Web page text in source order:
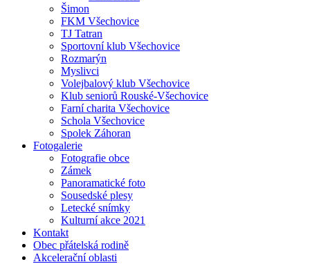
Šimon
FKM Všechovice
TJ Tatran
Sportovní klub Všechovice
Rozmarýn
Myslivci
Volejbalový klub Všechovice
Klub seniorů Rouské-Všechovice
Farní charita Všechovice
Schola Všechovice
Spolek Záhoran
Fotogalerie
Fotografie obce
Zámek
Panoramatické foto
Sousedské plesy
Letecké snímky
Kulturní akce 2021
Kontakt
Obec přátelská rodině
Akcelerační oblasti